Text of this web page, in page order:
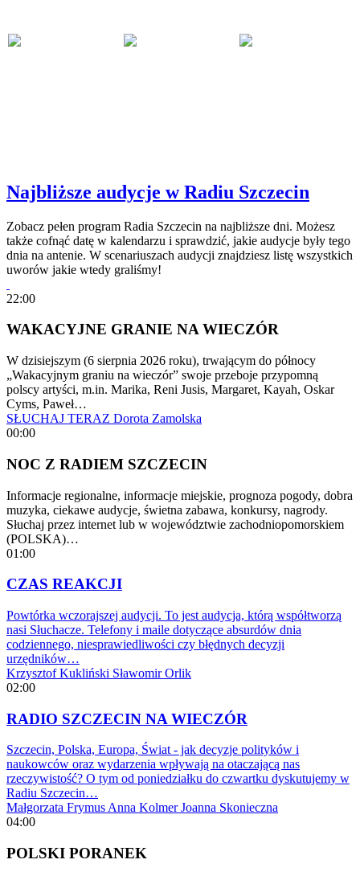
Najbliższe audycje w Radiu Szczecin
Zobacz pełen program Radia Szczecin na najbliższe dni. Możesz
także cofnąć datę w kalendarzu i sprawdzić, jakie audycje były tego
dnia na antenie. W scenariuszach audycji znajdziesz listę wszystkich
uworów jakie wtedy graliśmy!
22:00
WAKACYJNE GRANIE NA WIECZÓR
W dzisiejszym (6 sierpnia 2026 roku), trwającym do północy
„Wakacyjnym graniu na wieczór” swoje przeboje przypomną
polscy artyści, m.in. Marika, Reni Jusis, Margaret, Kayah, Oskar
Cyms, Paweł…
SŁUCHAJ TERAZ Dorota Zamolska
00:00
NOC Z RADIEM SZCZECIN
Informacje regionalne, informacje miejskie, prognoza pogody, dobra
muzyka, ciekawe audycje, świetna zabawa, konkursy, nagrody.
Słuchaj przez internet lub w województwie zachodniopomorskiem
(POLSKA)…
01:00
CZAS REAKCJI
Powtórka wczorajszej audycji. To jest audycja, którą współtworzą
nasi Słuchacze. Telefony i maile dotyczące absurdów dnia
codziennego, niesprawiedliwości czy błędnych decyzji
urzędników…
Krzysztof Kukliński Sławomir Orlik
02:00
RADIO SZCZECIN NA WIECZÓR
Szczecin, Polska, Europa, Świat - jak decyzje polityków i
naukowców oraz wydarzenia wpływają na otaczającą nas
rzeczywistość? O tym od poniedziałku do czwartku dyskutujemy w
Radiu Szczecin…
Małgorzata FrymusAnna Kolmer Joanna Skonieczna
04:00
POLSKI PORANEK